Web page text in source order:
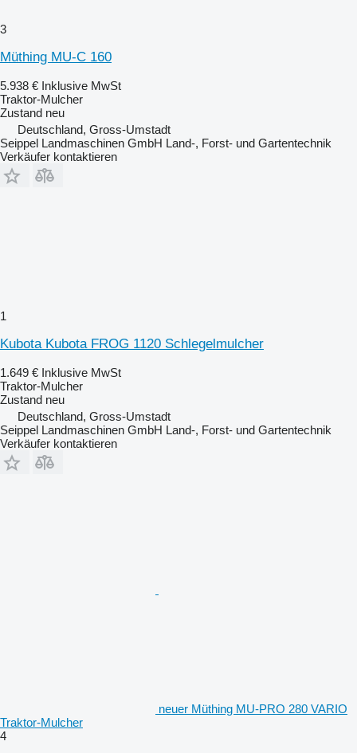
3
Müthing MU-C 160
5.938 € Inklusive MwSt
Traktor-Mulcher
Zustand neu
Deutschland, Gross-Umstadt
Seippel Landmaschinen GmbH Land-, Forst- und Gartentechnik
Verkäufer kontaktieren
1
Kubota Kubota FROG 1120 Schlegelmulcher
1.649 € Inklusive MwSt
Traktor-Mulcher
Zustand neu
Deutschland, Gross-Umstadt
Seippel Landmaschinen GmbH Land-, Forst- und Gartentechnik
Verkäufer kontaktieren
neuer Müthing MU-PRO 280 VARIO
Traktor-Mulcher
4